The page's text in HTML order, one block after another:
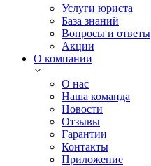
Услуги юриста
База знаний
Вопросы и ответы
Акции
О компании
О нас
Наша команда
Новости
Отзывы
Гарантии
Контакты
Приложение